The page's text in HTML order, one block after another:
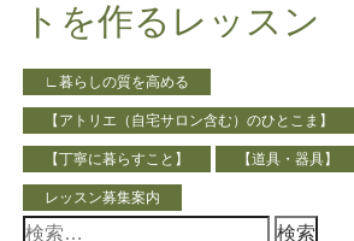
トを作るレッスン
∟暮らしの質を高める
【アトリエ（自宅サロン含む）のひとこま】
【丁寧に暮らすこと】 【道具・器具】
レッスン募集案内
検